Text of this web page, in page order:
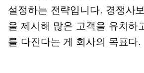
설정하는 전략입니다. 경쟁사
을 제시해 많은 고객을 유치하
를 다진다는 게 회사의 목표다.